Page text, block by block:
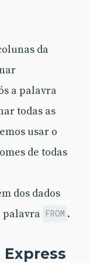
da
a palavra
todas as
usar o
de todas
dos dados
palavra FROM .